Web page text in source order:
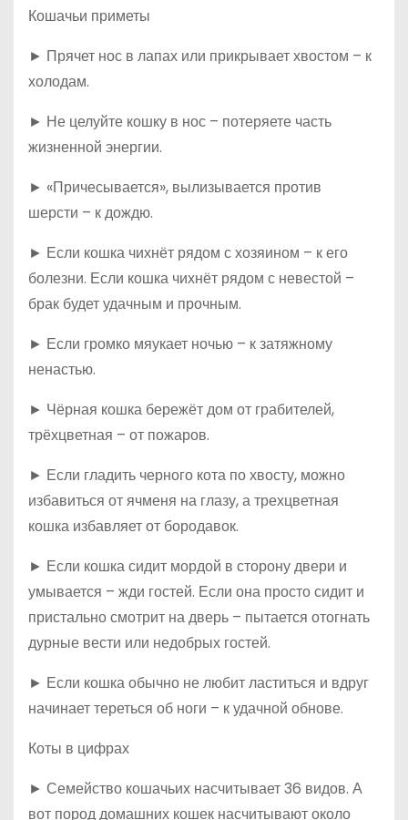
Кошачьи приметы
► Прячет нос в лапах или прикрывает хвостом – к
холодам.
► Не целуйте кошку в нос – потеряете часть
жизненной энергии.
► «Причесывается», вылизывается против
шерсти – к дождю.
► Если кошка чихнёт рядом с хозяином – к его
болезни. Если кошка чихнёт рядом с невестой –
брак будет удачным и прочным.
► Если громко мяукает ночью – к затяжному
ненастью.
► Чёрная кошка бережёт дом от грабителей,
трёхцветная – от пожаров.
► Если гладить черного кота по хвосту, можно
избавиться от ячменя на глазу, а трехцветная
кошка избавляет от бородавок.
► Если кошка сидит мордой в сторону двери и
умывается – жди гостей. Если она просто сидит и
пристально смотрит на дверь – пытается отогнать
дурные вести или недобрых гостей.
► Если кошка обычно не любит ластиться и вдруг
начинает тереться об ноги – к удачной обнове.
Коты в цифрах
► Семейство кошачьих насчитывает 36 видов. А
вот пород домашних кошек насчитывают около